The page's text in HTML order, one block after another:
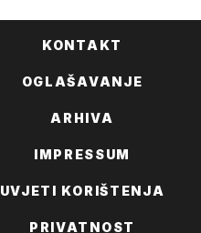
KONTAKT
OGLAŠAVANJE
ARHIVA
IMPRESSUM
UVJETI KORIŠTENJA
PRIVATNOST